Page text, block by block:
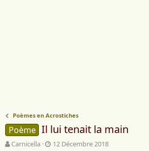
Poèmes en Acrostiches
Poème Il lui tenait la main
A
Carnicella
D12 Décembre 2018